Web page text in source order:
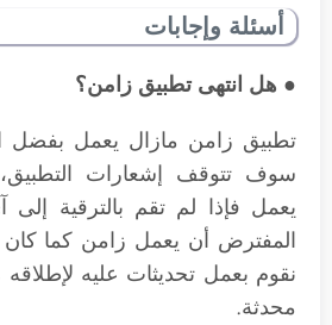
أسئلة وإجابات
● هل انتهى تطبيق زامن؟
تطبيق زامن مازال يعمل بفضل
سوف تتوقف إشعارات
يعمل فإذا لم تقم بالترقية
المفترض أن يعمل زامن كما كان
نقوم بعمل تحديثات عليه
محدثة.